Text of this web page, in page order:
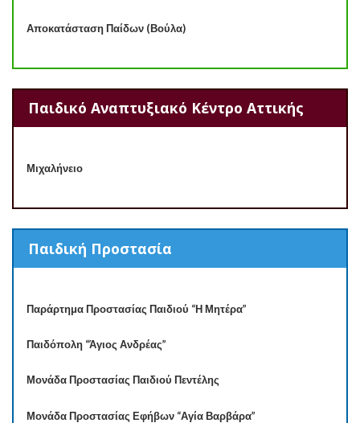
Αποκατάσταση Παίδων (Βούλα)
Παιδικό Αναπτυξιακό Κέντρο Αττικής
Μιχαλήνειο
Παιδική Προστασία
Παράρτημα Προστασίας Παιδιού “Η Μητέρα”
Παιδόπολη “Άγιος Ανδρέας”
Μονάδα Προστασίας Παιδιού Πεντέλης
Μονάδα Προστασίας Εφήβων “Αγία Βαρβάρα”